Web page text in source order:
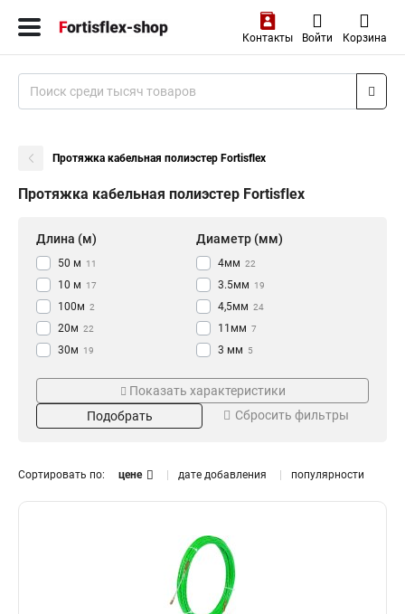
Контакты Войти Корзина
Протяжка кабельная полиэстер Fortisflex
Протяжка кабельная полиэстер Fortisflex
Длина (м)
50 м 11
10 м 17
100м 2
20м 22
30м 19
Диаметр (мм)
4мм 22
3.5мм 19
4,5мм 24
11мм 7
3 мм 5
стекловолокно 34
нейлон 12
Красная 28
Оранжевая 8
89
Показать характеристики
Подобрать
Сбросить фильтры
Сортировать по: цене дате добавления популярности